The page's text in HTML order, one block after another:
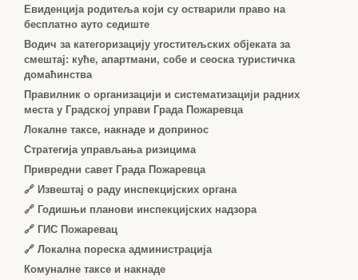
Евиденција родитеља који су остварили право на
бесплатно ауто седиште
Водич за категоризацију угоститељских објеката за
смештај: куће, апартмани, собе и сеоска туристичка
домаћинства
Правилник о организацији и систематизацији радних
места у Градској управи Града Пожаревца
Локалне таксе, накнаде и допринос
Стратегија управљања ризицима
Привредни савет Града Пожаревца
🔗 Извештај о раду инспекцијских органа
🔗 Годишњи планови инспекцијских надзора
🔗 ГИС Пожаревац
🔗 Локална пореска администрација
Комуналне таксе и накнаде